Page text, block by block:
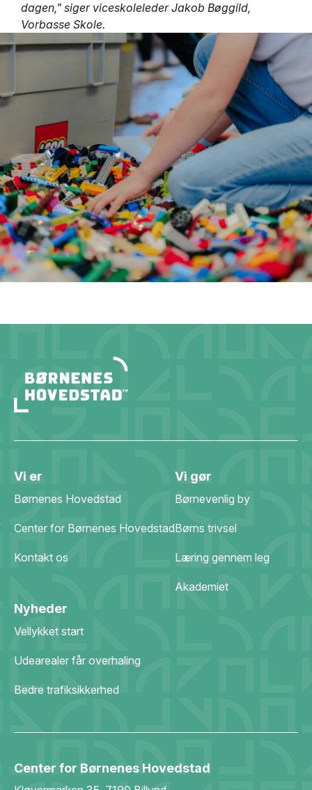
dagen," siger viceskoleleder Jakob Bøggild,
Vorbasse Skole.
Vi er
Børnenes Hovedstad
Center for Børnenes Hovedstad
Kontakt os
Vi gør
Børnevenlig by
Børns trivsel
Læring gennem leg
Akademiet
Nyheder
Vellykket start
Udearealer får overhaling
Bedre trafiksikkerhed
Center for Børnenes Hovedstad